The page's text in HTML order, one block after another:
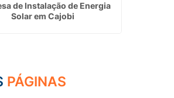
de Instalação de Energia
Solar em Cajobi
PÁGINAS